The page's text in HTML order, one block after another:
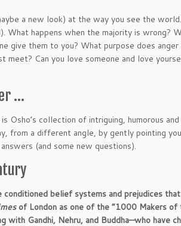
a new look) at the way you see the
happens when the majority is wrong?
give them to you? What purpose does
meet? Can you love someone and love
…
is Osho’s collection of intriguing, humorous
from a different angle, by gently pointing
(and some new questions).
belief systems and prejudices
of London as one of the “1000 Makers of
Gandhi, Nehru, and Buddha—who have